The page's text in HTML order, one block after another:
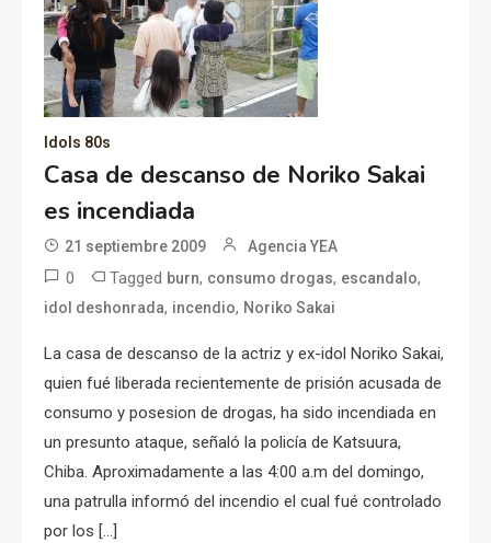
Idols 80s
Casa de descanso de Noriko Sakai
es incendiada
21 septiembre 2009 Agencia YEA
0 Tagged burn, consumo drogas, escandalo,
idol deshonrada, incendio, Noriko Sakai
La casa de descanso de la actriz y ex-idol Noriko Sakai,
quien fué liberada recientemente de prisión acusada de
consumo y posesion de drogas, ha sido incendiada en
un presunto ataque, señaló la policía de Katsuura,
Chiba. Aproximadamente a las 4:00 a.m del domingo,
una patrulla informó del incendio el cual fué controlado
por los […]